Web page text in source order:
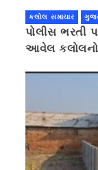
કલોલ સમાચાર
પોલીસ ભરતી
આવેલ